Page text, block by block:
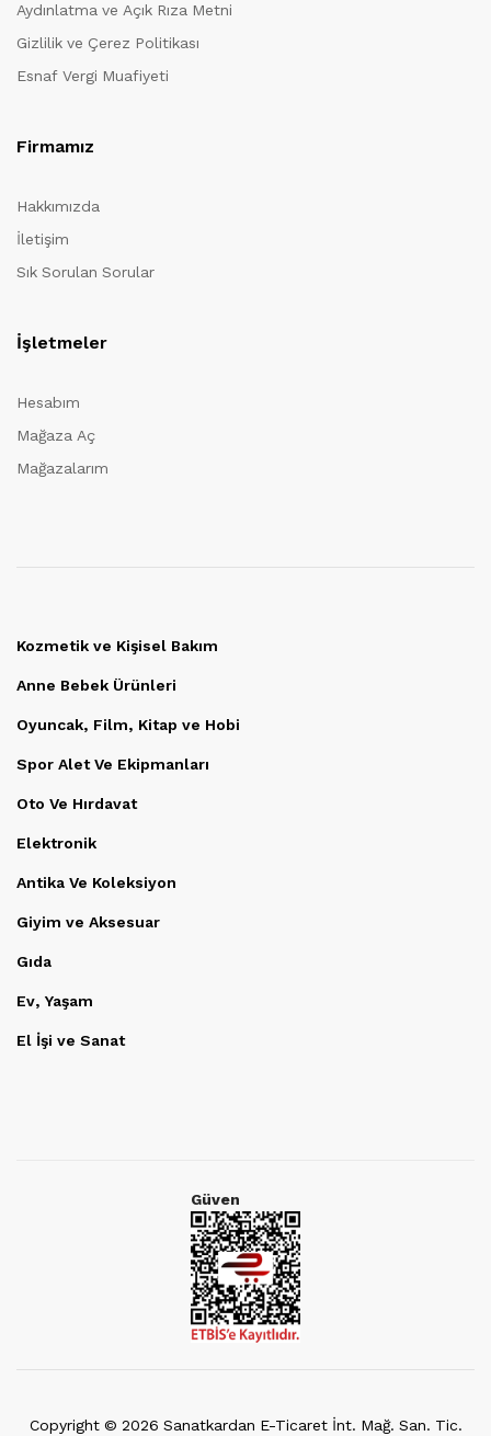
Aydınlatma ve Açık Rıza Metni
Gizlilik ve Çerez Politikası
Esnaf Vergi Muafiyeti
Firmamız
Hakkımızda
İletişim
Sık Sorulan Sorular
İşletmeler
Hesabım
Mağaza Aç
Mağazalarım
Kozmetik ve Kişisel Bakım
Anne Bebek Ürünleri
Oyuncak, Film, Kitap ve Hobi
Spor Alet Ve Ekipmanları
Oto Ve Hırdavat
Elektronik
Antika Ve Koleksiyon
Giyim ve Aksesuar
Gıda
Ev, Yaşam
El İşi ve Sanat
Güven
Copyright © 2026 Sanatkardan E-Ticaret İnt. Mağ. San. Tic.